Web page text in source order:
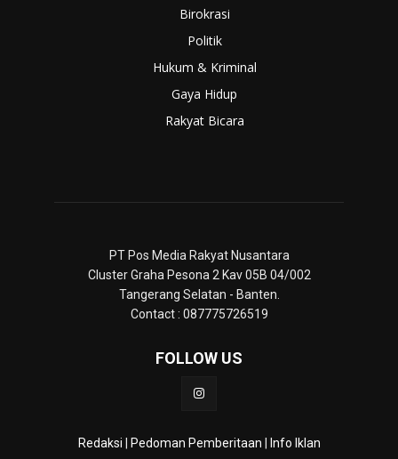
Birokrasi
Politik
Hukum & Kriminal
Gaya Hidup
Rakyat Bicara
PT Pos Media Rakyat Nusantara
Cluster Graha Pesona 2 Kav 05B 04/002
Tangerang Selatan - Banten.
Contact : 087775726519
FOLLOW US
Redaksi Pedoman Pemberitaan Info Iklan